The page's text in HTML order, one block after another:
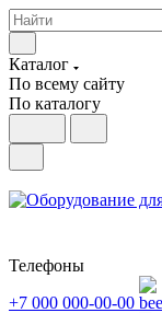
Каталог
По всему сайту
По каталогу
Телефоны
+7 000 000-00-00